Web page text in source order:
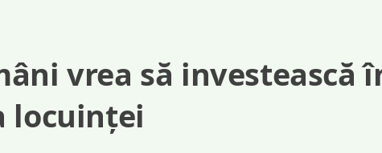
vrea să investească
locuinței